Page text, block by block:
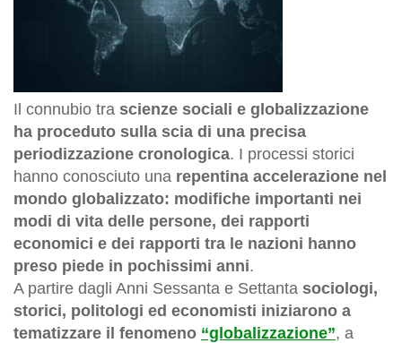
Il connubio tra scienze sociali e globalizzazione
ha proceduto sulla scia di una precisa
periodizzazione cronologica. I processi storici
hanno conosciuto una repentina accelerazione nel
mondo globalizzato: modifiche importanti nei
modi di vita delle persone, dei rapporti
economici e dei rapporti tra le nazioni hanno
preso piede in pochissimi anni.
A partire dagli Anni Sessanta e Settanta sociologi,
storici, politologi ed economisti iniziarono a
tematizzare il fenomeno “globalizzazione”, a